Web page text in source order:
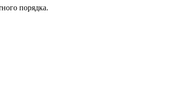
порядка.